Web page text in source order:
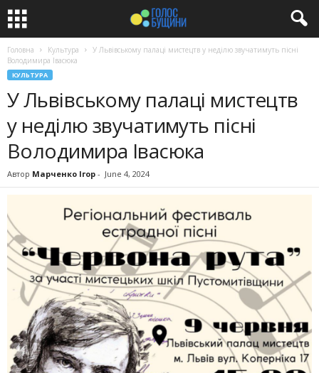
Головна Культура
У Львівському палаці мистецтв у неділю звучатимуть пісні
Володимира Івасюка
КУЛЬТУРА
У Львівському палаці мистецтв
у неділю звучатимуть пісні
Володимира Івасюка
Автор Марченко Ігор - June 4, 2024